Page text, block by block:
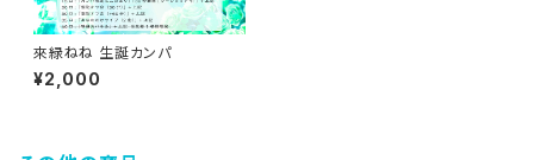
來緑ねね 生誕カンパ
¥2,000